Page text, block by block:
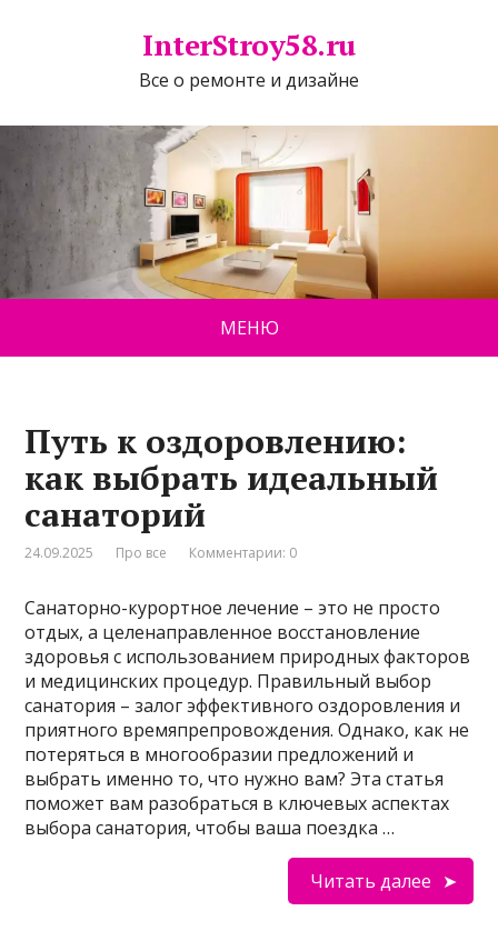
InterStroy58.ru
Все о ремонте и дизайне
МЕНЮ
Путь к оздоровлению:
как выбрать идеальный
санаторий
24.09.2025 Про все Комментарии: 0
Санаторно-курортное лечение – это не просто
отдых, а целенаправленное восстановление
здоровья с использованием природных факторов
и медицинских процедур. Правильный выбор
санатория – залог эффективного оздоровления и
приятного времяпрепровождения. Однако, как не
потеряться в многообразии предложений и
выбрать именно то, что нужно вам? Эта статья
поможет вам разобраться в ключевых аспектах
выбора санатория, чтобы ваша поездка …
Читать далее